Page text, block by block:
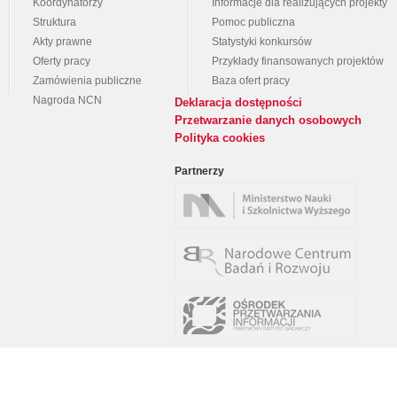
Koordynatorzy
Struktura
Akty prawne
Oferty pracy
Zamówienia publiczne
Nagroda NCN
Informacje dla realizujących projekty
Pomoc publiczna
Statystyki konkursów
Przykłady finansowanych projektów
Baza ofert pracy
Deklaracja dostępności
Przetwarzanie danych osobowych
Polityka cookies
Partnerzy